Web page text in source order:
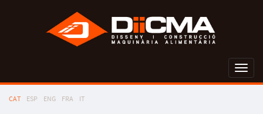
CAT ESP ENG FRA IT